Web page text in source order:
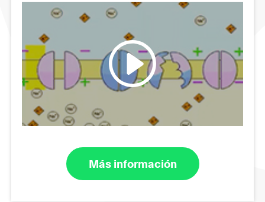
Más información